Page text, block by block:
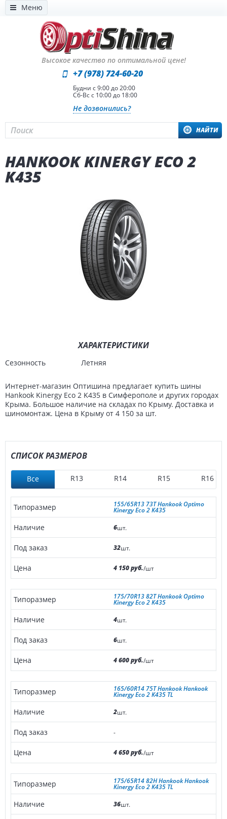
Меню
Высокое качество по оптимальной цене!
НАЙТИ
+7 (978) 724-60-20
Будни с 9:00 до 20:00
Сб-Вс с 10:00 до 18:00
Не дозвонились?
HANKOOK KINERGY ECO 2
K435
ХАРАКТЕРИСТИКИ
Сезонность Летняя
Интернет-магазин Оптишина предлагает купить шины
Hankook Kinergy Eco 2 K435 в Симферополе и других городах
Крыма. Большое наличие на складах по Крыму. Доставка и
шиномонтаж. Цена в Крыму от 4 150 за шт.
СПИСОК РАЗМЕРОВ
Все R13 R14 R15 R16
155/65R13 73T Hankook Optimo
Kinergy Eco 2 K435
6шт.
32шт.
4 150 руб./шт
175/70R13 82T Hankook Optimo
Kinergy Eco 2 K435
4шт.
6шт.
4 600 руб./шт
165/60R14 75T Hankook Hankook
Kinergy Eco 2 K435 TL
2шт.
-
4 650 руб./шт
175/65R14 82H Hankook Hankook
Kinergy Eco 2 K435 TL
36шт.